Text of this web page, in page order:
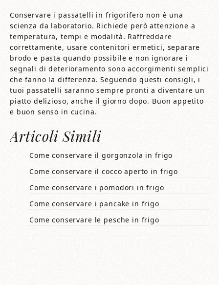
Conservare i passatelli in frigorifero non è una
scienza da laboratorio. Richiede però attenzione a
temperatura, tempi e modalità. Raffreddare
correttamente, usare contenitori ermetici, separare
brodo e pasta quando possibile e non ignorare i
segnali di deterioramento sono accorgimenti semplici
che fanno la differenza. Seguendo questi consigli, i
tuoi passatelli saranno sempre pronti a diventare un
piatto delizioso, anche il giorno dopo. Buon appetito
e buon senso in cucina.
Articoli Simili
Come conservare il gorgonzola in frigo​​
Come conservare il cocco aperto in frigo​​
Come conservare i pomodori in frigo​​
Come conservare i pancake in frigo​​
Come conservare le pesche in frigo​​